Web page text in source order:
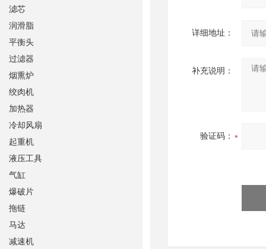
详细地址：
补充说明：
验证码：
滤芯
润滑脂
平衡头
过滤器
烟熏炉
绞肉机
加热器
冷却风扇
起重机
液压工具
气缸
爆破片
拖链
马达
减速机